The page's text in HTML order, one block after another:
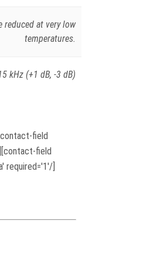
reduced at very low
temperatures.
kHz (+1 dB, -3 dB)
field
field
required='1'/]